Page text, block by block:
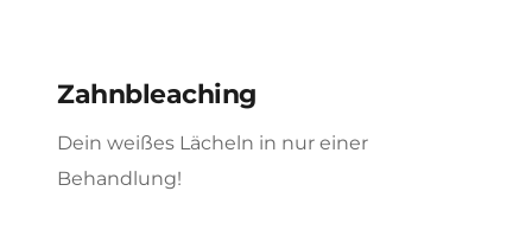
Zahnbleaching
Dein weißes Lächeln in nur einer
Behandlung!